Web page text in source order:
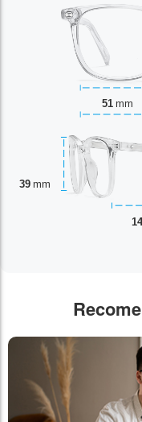
51 mm
39 mm